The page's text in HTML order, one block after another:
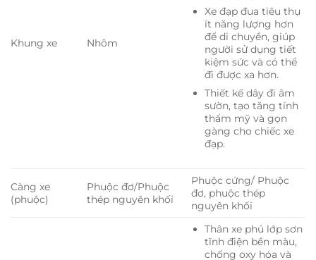
Khung xe Nhôm
Xe đạp đua tiêu thụ
ít năng lượng hơn
để di chuyển, giúp
người sử dụng tiết
kiệm sức và có thể
đi được xa hơn.
Thiết kế dây đi âm
sườn, tạo tăng tính
thẩm mỹ và gọn
gàng cho chiếc xe
đạp.
Càng xe
(phuộc)
Phuộc đơ/Phuộc
thép nguyên khối
Phuộc cứng/ Phuộc
đơ, phuộc thép
nguyên khối
Thân xe phủ lớp sơn
tĩnh điện bền màu,
chống oxy hóa và